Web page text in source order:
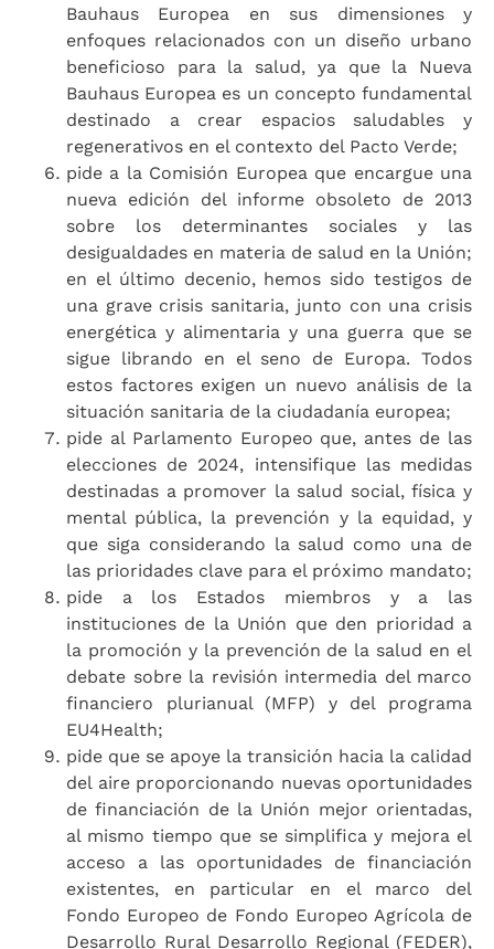
Bauhaus Europea en sus dimensiones y
enfoques relacionados con un diseño urbano
beneficioso para la salud, ya que la Nueva
Bauhaus Europea es un concepto fundamental
destinado a crear espacios saludables y
regenerativos en el contexto del Pacto Verde;
pide a la Comisión Europea que encargue una
nueva edición del informe obsoleto de 2013
sobre los determinantes sociales y las
desigualdades en materia de salud en la Unión;
en el último decenio, hemos sido testigos de
una grave crisis sanitaria, junto con una crisis
energética y alimentaria y una guerra que se
sigue librando en el seno de Europa. Todos
estos factores exigen un nuevo análisis de la
situación sanitaria de la ciudadanía europea;
pide al Parlamento Europeo que, antes de las
elecciones de 2024, intensifique las medidas
destinadas a promover la salud social, física y
mental pública, la prevención y la equidad, y
que siga considerando la salud como una de
las prioridades clave para el próximo mandato;
pide a los Estados miembros y a las
instituciones de la Unión que den prioridad a
la promoción y la prevención de la salud en el
debate sobre la revisión intermedia del marco
financiero plurianual (MFP) y del programa
EU4Health;
pide que se apoye la transición hacia la calidad
del aire proporcionando nuevas oportunidades
de financiación de la Unión mejor orientadas,
al mismo tiempo que se simplifica y mejora el
acceso a las oportunidades de financiación
existentes, en particular en el marco del
Fondo Europeo de Fondo Europeo Agrícola de
Desarrollo Rural Desarrollo Regional (FEDER),